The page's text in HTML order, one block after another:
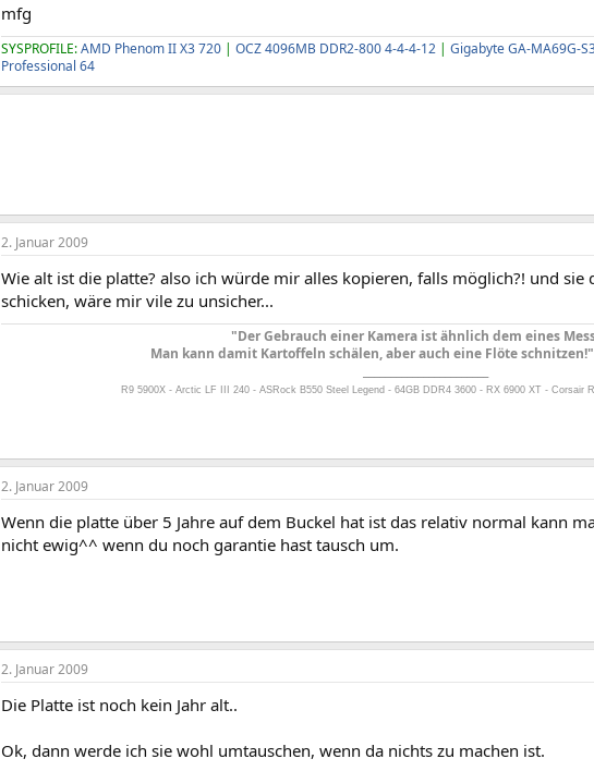
mfg
SYSPROFILE:AMD Phenom II X3 720 | OCZ 4096MB DDR2-800 4-4-4-12 | Gigabyte GA-MA69G-
Professional 64
2. Januar 2009
Wie alt ist die platte? also ich würde mir alles kopieren, falls möglich?! und sie
schicken, wäre mir vile zu unsicher...
"Der Gebrauch einer Kamera ist ähnlich dem eines
Man kann damit Kartoffeln schälen, aber auch eine Flöte
R9 5900X - Arctic LF III 240 - ASRock B550 Steel Legend - 64GB DDR4 3600 - RX 6900 XT - Corsair
2. Januar 2009
Wenn die platte über 5 Jahre auf dem Buckel hat ist das relativ normal kann
nicht ewig^^ wenn du noch garantie hast tausch um.
2. Januar 2009
Die Platte ist noch kein Jahr alt..
Ok, dann werde ich sie wohl umtauschen, wenn da nichts zu machen ist.